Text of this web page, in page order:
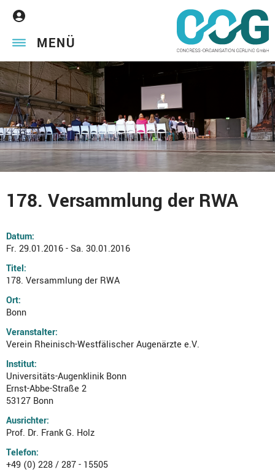
MENÜ
178. Versammlung der RWA
Datum:
Fr. 29.01.2016 - Sa. 30.01.2016
Titel:
178. Versammlung der RWA
Ort:
Bonn
Veranstalter:
Verein Rheinisch-Westfälischer Augenärzte e.V.
Institut:
Universitäts-Augenklinik Bonn
Ernst-Abbe-Straße 2
53127 Bonn
Ausrichter:
Prof. Dr. Frank G. Holz
Telefon:
+49 (0) 228 / 287 - 15505